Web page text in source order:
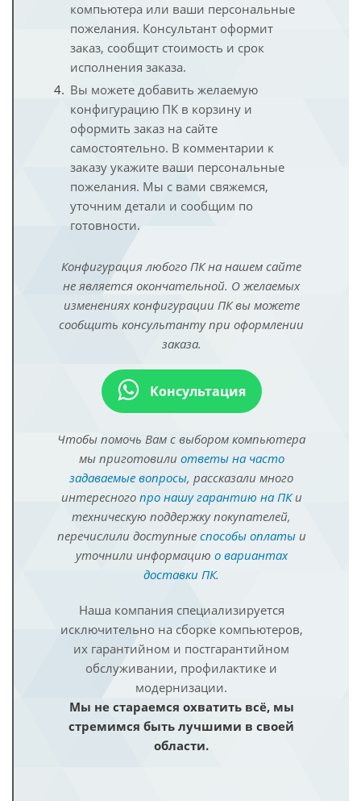
компьютера или ваши персональные
пожелания. Консультант оформит
заказ, сообщит стоимость и срок
исполнения заказа.
Вы можете добавить желаемую
конфигурацию ПК в корзину и
оформить заказ на сайте
самостоятельно. В комментарии к
заказу укажите ваши персональные
пожелания. Мы с вами свяжемся,
уточним детали и сообщим по
готовности.
Конфигурация любого ПК на нашем сайте
не является окончательной. О желаемых
изменениях конфигурации ПК вы можете
сообщить консультанту при оформлении
заказа.
Консультация
Чтобы помочь Вам с выбором компьютера
мы приготовили ответы на часто
задаваемые вопросы, рассказали много
интересного про нашу гарантию на ПКи
техническую поддержку покупателей,
перечислили доступные способы оплатыи
уточнили информацию о вариантах
доставки ПК.
Наша компания специализируется
исключительно на сборке компьютеров,
их гарантийном и постгарантийном
обслуживании, профилактике и
модернизации.
Мы не стараемся охватить всё, мы
стремимся быть лучшими в своей
области.